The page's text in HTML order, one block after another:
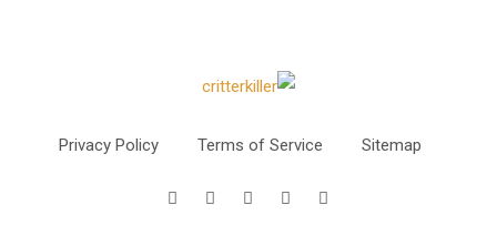
Sitemap
Terms of Service
Privacy Policy